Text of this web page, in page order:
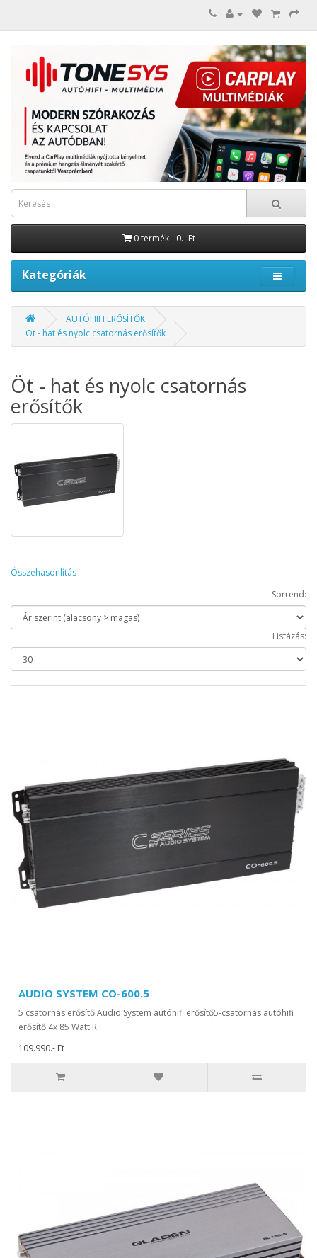
0 termék - 0.- Ft
Kategóriák
AUTÓHIFI ERŐSÍTŐK
Öt - hat és nyolc csatornás erősítők
Öt - hat és nyolc csatornás
erősítők
Összehasonlítás
Sorrend:
Listázás:
AUDIO SYSTEM CO-600.5
5 csatornás erősítő Audio System autóhifi erősítő5-csatornás autóhifi
erősítő 4x 85 Watt R..
109.990.- Ft